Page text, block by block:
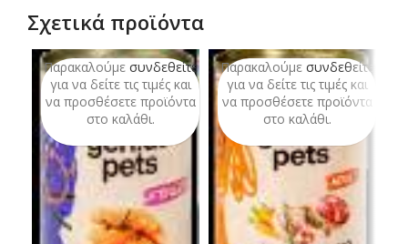
Σχετικά προϊόντα
Παρακαλούμε συνδεθείτε
για να δείτε τις τιμές και
να προσθέσετε προϊόντα
στο καλάθι.
Παρακαλούμε συνδεθείτε
για να δείτε τις τιμές και
να προσθέσετε προϊόντα
στο καλάθι.